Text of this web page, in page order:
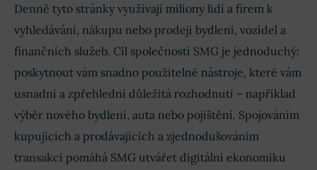
Denně tyto stránky využívají miliony lidí a firem k
vyhledávání, nákupu nebo prodeji bydlení, vozidel a
finančních služeb. Cíl společnosti SMG je jednoduchý:
poskytnout vám snadno použitelné nástroje, které vám
usnadní a zpřehlední důležitá rozhodnutí – například
výběr nového bydlení, auta nebo pojištění. Spojováním
kupujících a prodávajících a zjednodušováním
transakcí pomáhá SMG utvářet digitální ekonomiku